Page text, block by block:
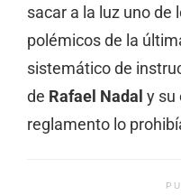
sacar a la luz uno de
polémicos de la
sistemático de
de Rafael Nadal y su
reglamento lo